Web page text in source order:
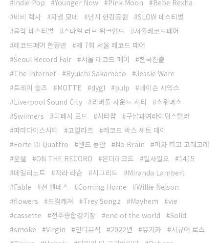
Indie Pop
Younger Now Pink Moon
Bebe Rexha
비비 렉사
자넬 모네 난지 한강공원
SLOW 페스티벌
움악 페스티벌
스마일 러브 위크엔드
서울레코드페어
레코드페어 한정반
제 7회 서울 레코드 페어
Seoul Record Fair
서울 레코드 페어
한국진출
The Internet
Ryuichi Sakamoto
Jessie Ware
트레이 송즈
MOTTE dygl pulp
네이슨 사익스
Liverpool Sound City
리버풀 사운드 시티
스위머스
Swiimers
디페시 모드 시티팝
구남과여라이딩스텔라
파라다이스시티
고릴라즈
레코드 박스 세트 데이
Forte Di Quattro
밴드 동안 No Brain
마차 타고 고래고래
윤셀
ON THE RECORD 온더레코드 일사일오
1415
데일리노트
자라 라슨 시그리드
Miranda Lambert
Fable
션 멘데스 Coming Home
Willie Nelson
flowers
드림캐쳐 Trey Songz Mayhem
vie
cassette
전주종합경기장 end of the world
Solid
smoke
Virgin 인디뮤직 2022년 유키카
시규어 로스